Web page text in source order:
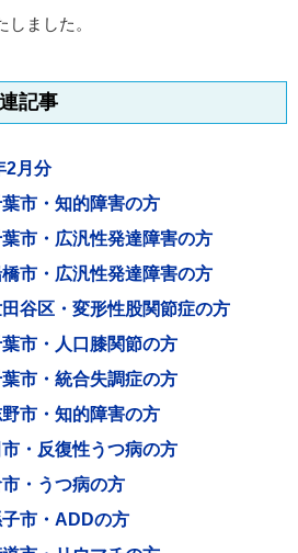
ました。
記事
月分
市・知的障害の方
市・広汎性発達障害の方
市・広汎性発達障害の方
谷区・変形性股関節症の方
市・人口膝関節の方
市・統合失調症の方
市・知的障害の方
・反復性うつ病の方
・うつ病の方
市・ADDの方